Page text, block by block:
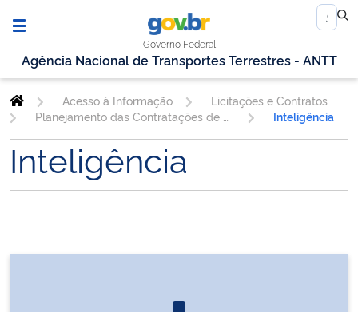
Governo Federal
Agência Nacional de Transportes Terrestres - ANTT
Acesso à Informação
Licitações e Contratos
Inteligência
Inteligência